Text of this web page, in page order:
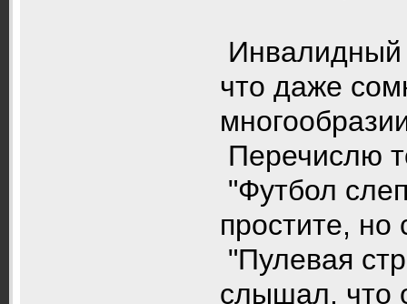
Инвалидный
что даже
Перечислю
"Футбол
простите, но
"Пулевая
слышал, что